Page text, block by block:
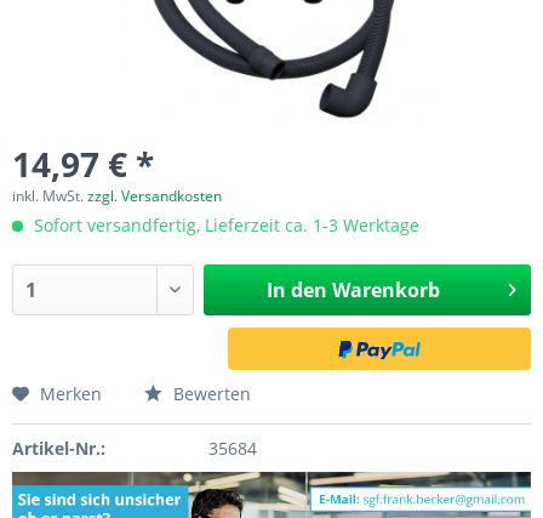
14,97 € *
inkl. MwSt.zzgl. Versandkosten
Sofort versandfertig, Lieferzeit ca. 1-3 Werktage
In den Warenkorb
Merken Bewerten
Artikel-Nr.: 35684